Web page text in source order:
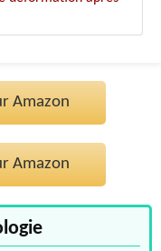
Amazon
Amazon